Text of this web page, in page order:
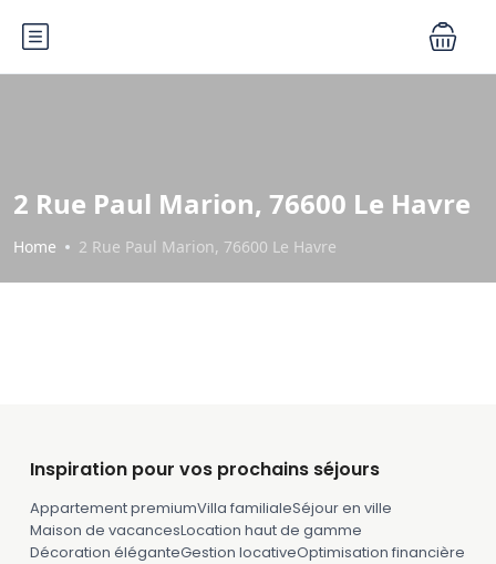
2 Rue Paul Marion, 76600 Le Havre
Home 2 Rue Paul Marion, 76600 Le Havre
Inspiration pour vos prochains séjours
Appartement premiumVilla familialeSéjour en ville
Maison de vacancesLocation haut de gamme
Décoration éléganteGestion locativeOptimisation financière